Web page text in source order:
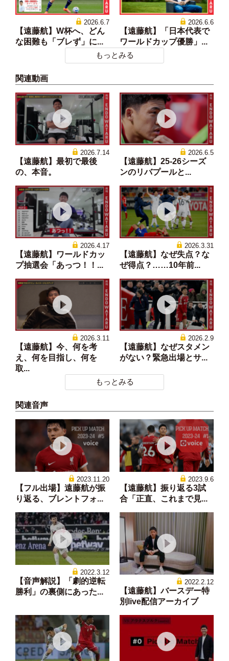
2026.6.7
【遠藤航】W杯へ、どん
な困難も「ブレず」に...
2026.6.6
【遠藤航】「日本代表で
ワールドカップ優勝」...
もっとみる
関連動画
2026.7.14
【遠藤航】最初で最後
の、本音。
2026.6.5
【遠藤航】25-26シーズ
ンのリバプールと...
2026.4.17
【遠藤航】ワールドカッ
プ抽選会「あっつ！！...
2026.3.31
【遠藤航】なぜ失点？な
ぜ得点？……10年前...
2026.3.11
【遠藤航】今、何を考
え、何を目指し、何を
取...
2026.2.9
【遠藤航】なぜスタメン
がない？緊急出場とサ...
もっとみる
関連音声
2023.11.20
【フル出場】遠藤航が振
り返る、ブレントフォ...
2023.9.6
【遠藤航】振り返る3試
合「正直、これまで見...
2022.3.12
【音声解説】「劇的逆転
勝利」の裏側にあった...
2022.2.12
【遠藤航】バースデー特
別live配信アーカイブ